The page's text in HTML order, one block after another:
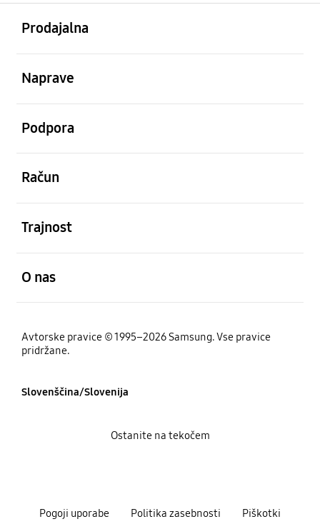
Prodajalna
Naprave
Podpora
Račun
Trajnost
O nas
Avtorske pravice © 1995–2026 Samsung. Vse pravice
pridržane.
Slovenščina/Slovenija
Pogoji uporabe Politika zasebnosti Piškotki
Ostanite na tekočem